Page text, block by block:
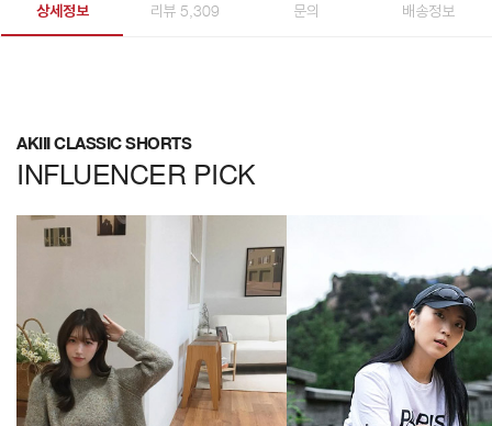
상세정보 리뷰 5,309 문의 배송정보
AKIII CLASSIC SHORTS
INFLUENCER PICK